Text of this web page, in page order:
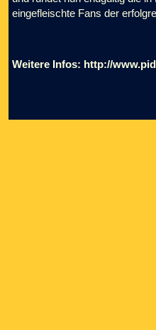
eingefleischte Fans der
Weitere Infos: http://